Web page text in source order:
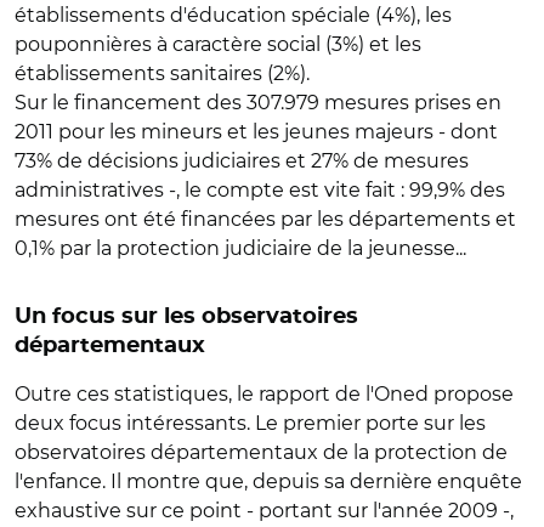
établissements d'éducation spéciale (4%), les
pouponnières à caractère social (3%) et les
établissements sanitaires (2%).
Sur le financement des 307.979 mesures prises en
2011 pour les mineurs et les jeunes majeurs - dont
73% de décisions judiciaires et 27% de mesures
administratives -, le compte est vite fait : 99,9% des
mesures ont été financées par les départements et
0,1% par la protection judiciaire de la jeunesse...
Un focus sur les observatoires
départementaux
Outre ces statistiques, le rapport de l'Oned propose
deux focus intéressants. Le premier porte sur les
observatoires départementaux de la protection de
l'enfance. Il montre que, depuis sa dernière enquête
exhaustive sur ce point - portant sur l'année 2009 -,